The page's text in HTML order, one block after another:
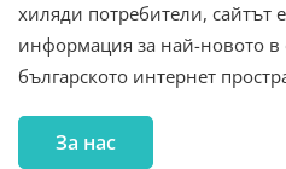
хиляди потребители, сайтът
информация за най-новото в
българското интернет
За нас